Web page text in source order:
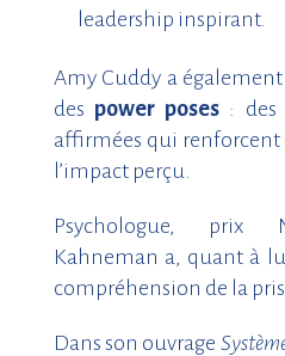
leadership inspirant.
Amy Cuddy a
des power poses : des
affirmées qui
l’impact perçu.
Psychologue, prix
Kahneman a, quant à
compréhension de la
Dans son ouvrage